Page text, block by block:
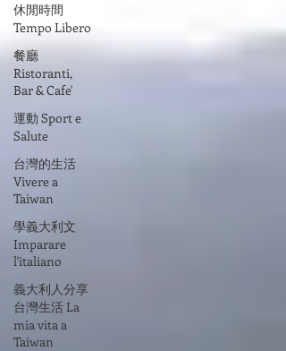
休閒時間
Tempo Libero
餐廳
Ristoranti,
Bar & Cafe'
運動 Sport e
Salute
台灣的生活
Vivere a
Taiwan
學義大利文
Imparare
l'italiano
義大利人分享
台灣生活 La
mia vita a
Taiwan